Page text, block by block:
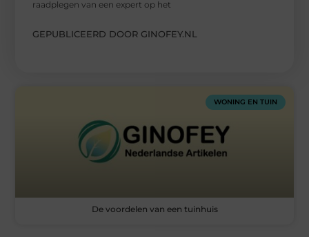
raadplegen van een expert op het
GEPUBLICEERD DOOR GINOFEY.NL
WONING EN TUIN
De voordelen van een tuinhuis